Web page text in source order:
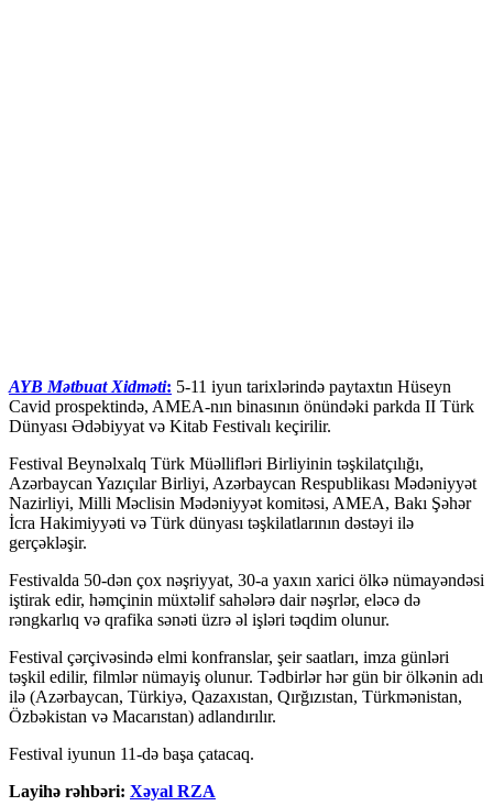
AYB Mətbuat Xidməti: 5-11 iyun tarixlərində paytaxtın Hüseyn
Cavid prospektində, AMEA-nın binasının önündəki parkda II Türk
Dünyası Ədəbiyyat və Kitab Festivalı keçirilir.
Festival Beynəlxalq Türk Müəllifləri Birliyinin təşkilatçılığı,
Azərbaycan Yazıçılar Birliyi, Azərbaycan Respublikası Mədəniyyət
Nazirliyi, Milli Məclisin Mədəniyyət komitəsi, AMEA, Bakı Şəhər
İcra Hakimiyyəti və Türk dünyası təşkilatlarının dəstəyi ilə
gerçəkləşir.
Festivalda 50-dən çox nəşriyyat, 30-a yaxın xarici ölkə nümayəndəsi
iştirak edir, həmçinin müxtəlif sahələrə dair nəşrlər, eləcə də
rəngkarlıq və qrafika sənəti üzrə əl işləri təqdim olunur.
Festival çərçivəsində elmi konfranslar, şeir saatları, imza günləri
təşkil edilir, filmlər nümayiş olunur. Tədbirlər hər gün bir ölkənin adı
ilə (Azərbaycan, Türkiyə, Qazaxıstan, Qırğızıstan, Türkmənistan,
Özbəkistan və Macarıstan) adlandırılır.
Festival iyunun 11-də başa çatacaq.
Layihə rəhbəri: Xəyal RZA